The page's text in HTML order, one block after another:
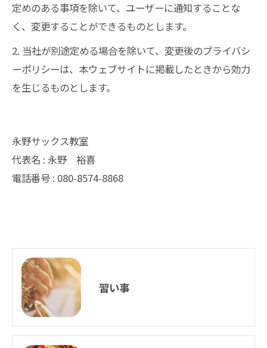
定めのある事項を除いて、ユーザーに通知することな
く、変更することができるものとします。
2. 当社が別途定める場合を除いて、変更後のプライバシ
ーポリシーは、本ウェブサイトに掲載したときから効力
を生じるものとします。
永野サックス教室
代表名 : 永野 裕喜
電話番号 : 080-8574-8868
習い事